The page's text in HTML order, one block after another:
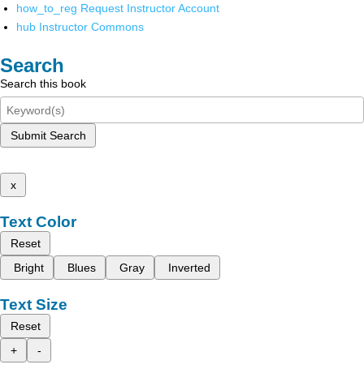
how_to_reg Request Instructor Account
hub Instructor Commons
Search
Search this book
Submit Search
x
Text Color
Reset
Bright
Blues Gray Inverted
Text Size
Reset
+
-